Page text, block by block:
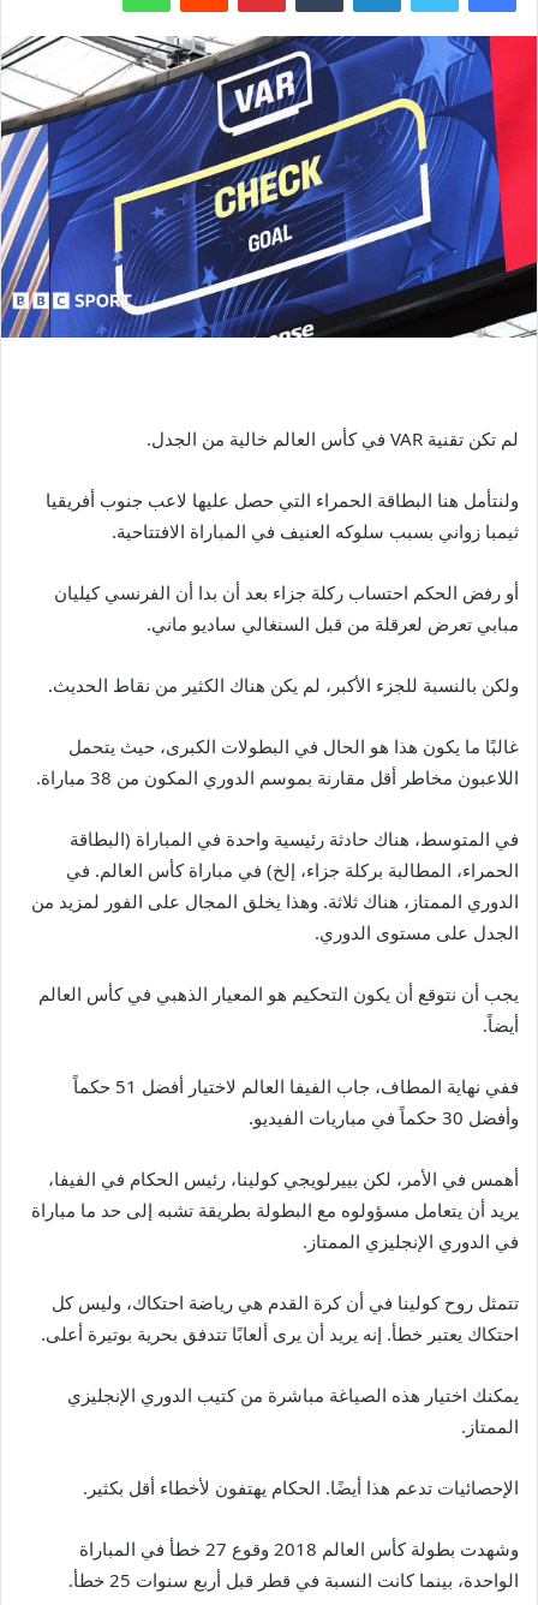
لم تكن تقنية VAR في كأس العالم خالية من الجدل.
ولنتأمل هنا البطاقة الحمراء التي حصل عليها لاعب جنوب أفريقيا
ثيمبا زواني بسبب سلوكه العنيف في المباراة الافتتاحية.
أو رفض الحكم احتساب ركلة جزاء بعد أن بدا أن الفرنسي كيليان
مبابي تعرض لعرقلة من قبل السنغالي ساديو ماني.
ولكن بالنسبة للجزء الأكبر، لم يكن هناك الكثير من نقاط الحديث.
غالبًا ما يكون هذا هو الحال في البطولات الكبرى، حيث يتحمل
اللاعبون مخاطر أقل مقارنة بموسم الدوري المكون من 38 مباراة.
في المتوسط، هناك حادثة رئيسية واحدة في المباراة (البطاقة
الحمراء، المطالبة بركلة جزاء، إلخ) في مباراة كأس العالم. في
الدوري الممتاز، هناك ثلاثة. وهذا يخلق المجال على الفور لمزيد من
الجدل على مستوى الدوري.
يجب أن نتوقع أن يكون التحكيم هو المعيار الذهبي في كأس العالم
أيضاً.
ففي نهاية المطاف، جاب الفيفا العالم لاختيار أفضل 51 حكماً
وأفضل 30 حكماً في مباريات الفيديو.
أهمس في الأمر، لكن بييرلويجي كولينا، رئيس الحكام في الفيفا،
يريد أن يتعامل مسؤولوه مع البطولة بطريقة تشبه إلى حد ما مباراة
في الدوري الإنجليزي الممتاز.
تتمثل روح كولينا في أن كرة القدم هي رياضة احتكاك، وليس كل
احتكاك يعتبر خطأ. إنه يريد أن يرى ألعابًا تتدفق بحرية بوتيرة أعلى.
يمكنك اختيار هذه الصياغة مباشرة من كتيب الدوري الإنجليزي
الممتاز.
الإحصائيات تدعم هذا أيضًا. الحكام يهتفون لأخطاء أقل بكثير.
وشهدت بطولة كأس العالم 2018 وقوع 27 خطأ في المباراة
الواحدة، بينما كانت النسبة في قطر قبل أربع سنوات 25 خطأ.